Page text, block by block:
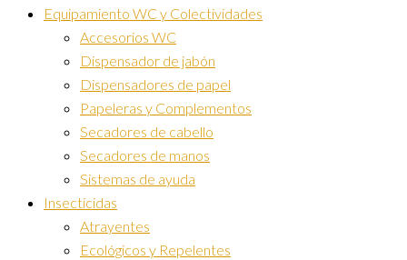
Equipamiento WC y Colectividades
Accesorios WC
Dispensador de jabón
Dispensadores de papel
Papeleras y Complementos
Secadores de cabello
Secadores de manos
Sistemas de ayuda
Insecticidas
Atrayentes
Ecológicos y Repelentes